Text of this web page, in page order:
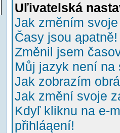
Uľivatelská
Jak změním
Časy jsou ąpatně!
Změnil jsem
Můj jazyk není na
Jak zobrazím
Jak změní svoje
Kdyľ kliknu na e-
přihláąení!